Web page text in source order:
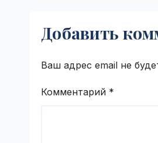
Добавить
Ваш адрес email не
Комментарий *